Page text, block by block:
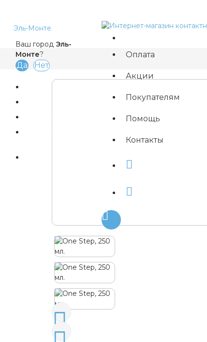
Эль-Монте
Ваш город Эль-
Монте? Оплата
Акции
Покупателям
Помощь
Контакты